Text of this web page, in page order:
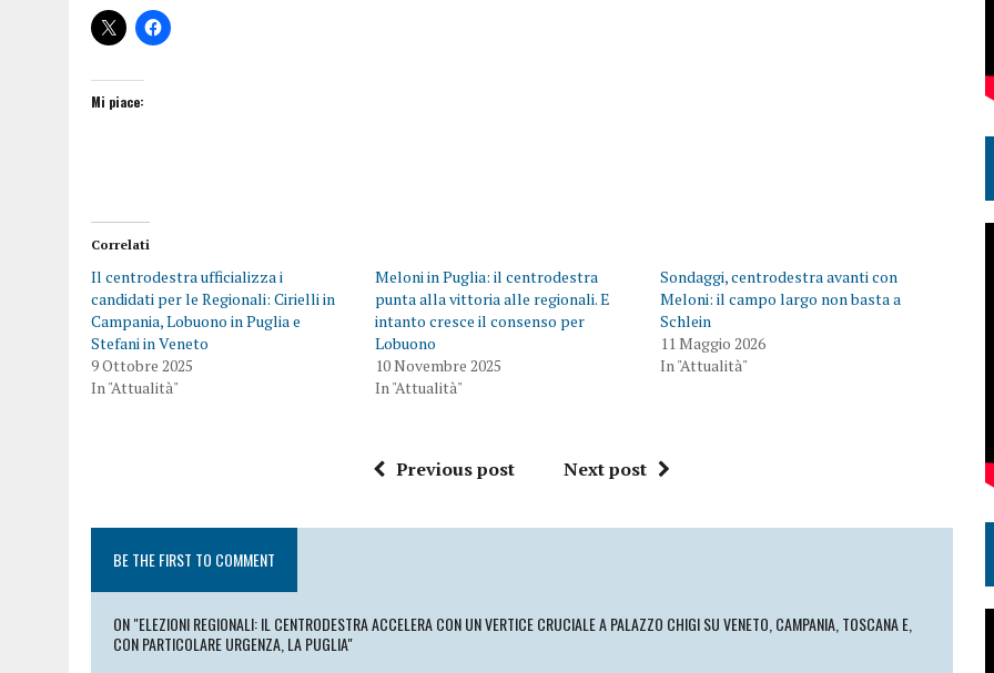
Mi piace:
Correlati
Il centrodestra ufficializza i
candidati per le Regionali: Cirielli in
Campania, Lobuono in Puglia e
Stefani in Veneto
9 Ottobre 2025
In "Attualità"
Meloni in Puglia: il centrodestra
punta alla vittoria alle regionali. E
intanto cresce il consenso per
Lobuono
10 Novembre 2025
In "Attualità"
Sondaggi, centrodestra avanti con
Meloni: il campo largo non basta a
Schlein
11 Maggio 2026
In "Attualità"
Previous post Next post
BE THE FIRST TO COMMENT
ON "ELEZIONI REGIONALI: IL CENTRODESTRA ACCELERA CON UN VERTICE CRUCIALE A PALAZZO CHIGI SU VENETO, CAMPANIA, TOSCANA E,
CON PARTICOLARE URGENZA, LA PUGLIA"